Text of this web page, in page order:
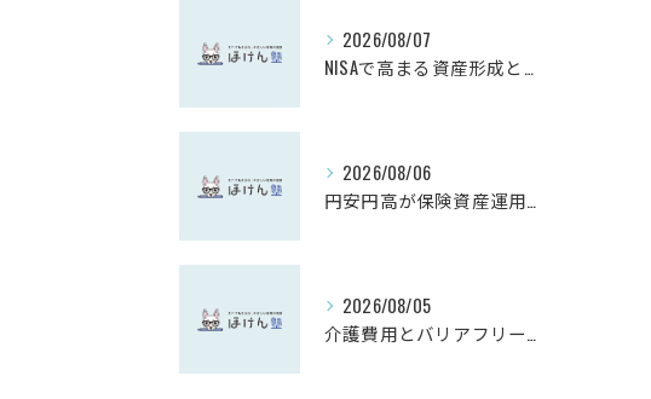
2026/08/07
NISAで高まる資産形成と投資意識
2026/08/06
円安円高が保険資産運用に与える影響
2026/08/05
介護費用とバリアフリーリフォーム事例解説